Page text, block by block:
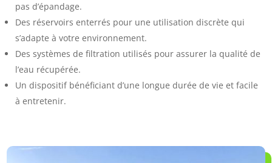
pas d’épandage.
Des réservoirs enterrés pour une utilisation discrète qui
s’adapte à votre environnement.
Des systèmes de filtration utilisés pour assurer la qualité de
l’eau récupérée.
Un dispositif bénéficiant d’une longue durée de vie et facile
à entretenir.